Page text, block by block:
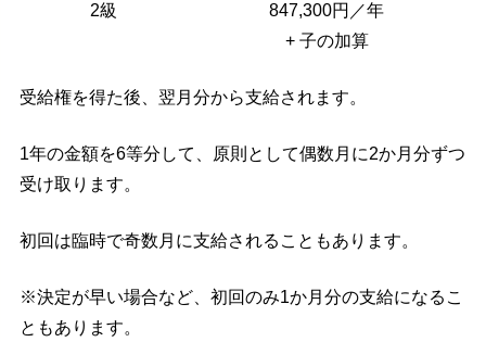
2級
847,300円／年
+ 子の加算
受給権を得た後、翌月分から支給されます。
1年の金額を6等分して、原則として偶数月に2か月分ずつ
受け取ります。
初回は臨時で奇数月に支給されることもあります。
※決定が早い場合など、初回のみ1か月分の支給になるこ
ともあります。